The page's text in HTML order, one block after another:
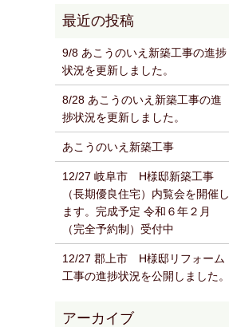
9/8 あこうのいえ新築工事の進捗
状況を更新しました。
8/28 あこうのいえ新築工事の進
捗状況を更新しました。
あこうのいえ新築工事
12/27 岐阜市 H様邸新築工事
（長期優良住宅）内覧会を開催し
ます。完成予定 令和６年２月
（完全予約制）受付中
12/27 郡上市 H様邸リフォーム
工事の進捗状況を公開しました。